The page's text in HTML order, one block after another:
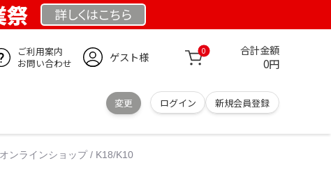
祭 詳しくはこちら
ご利用案内
お問い合わせ
ゲスト様 0 合計金額
0円
変更 ログイン 新規会員登録
ンラインショップ / K18/K10